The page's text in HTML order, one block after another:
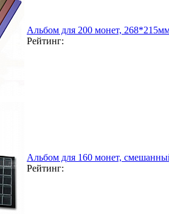
Альбом для 200 монет,
Рейтинг:
Альбом для 160 монет,
Рейтинг: